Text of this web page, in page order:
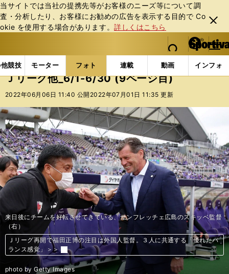
当サイトでは当社の提携先等がお客様のニーズ等について調
査・分析したり、お客様にお勧めの広告を表⽰する⽬的で Co
okie を使⽤する場合があります。詳しくはこちら
閉じ
る
web Sportiva (webスポルティーバ)
検索
マイペ
ー
ジ
メニュ
競技 モーター フォト 連載 動画 インフォ
b
ス
ポ
ル
ィ
ー
バ
フォトギャラリー コラムフォト Ｊリーグ他_6/1-
Ｊリーグ他_6/1-6/30 (9ページ目)
2022年06月06日 11:40 公開 2022年07月01日 11:35 更新
次へ
左サイドでボールを受け相手を外した小川諒也は、次にどんなプレーを選択
したか
FC東京が２試合連続３ゴールと攻撃が爆発中。スペースを作り、使うパ
スワークがお見事＞＞
illustration by Nishimura Tomoki
エムボマが来日。Ｊリーグでの思い出を語ってくれた
かつてJリーグにいた「浪速の黒豹」パトリック・エムボマ。今でも記憶
に残っている日本人選手とは？＞＞
photo by Kishiku Torao
1997年にＪリーグでプレーした頃のエムボマ
かつてJリーグにいた「浪速の黒豹」パトリック・エムボマ。今でも記憶
に残っている日本人選手とは？＞＞
photo by Getty Images
松井大輔（左）がプロサッカー選手のすべてを学んだというカズ（右）
松井大輔が挙げる、サッカー人生で影響を受けた３人。「プロ選手として
すべてを教えてもらった」＞＞
photo by Getty Images
家本氏が「頭の中を見てみたい」と言う遠藤保仁
家本政明がレフェリー視点で明かす、「これはすごい！」と思った現役Ｊ
リーガー５人＞＞
photo by Getty Images
「レフェリーの視界からも消えていた」という佐藤寿人
元レフェリー・家本政明が挙げた印象深い元Jリーガー５人。「人格者」
「ずるいプレーなし」「視野から消える」名手たち＞＞
photo by Getty Images
今季の横浜Ｆ・マリノスで欠かせない選手になっている小池龍太
水沼貴史が選ぶJ1中盤戦の注目選手ベストイレブン。「数字的に圧倒」
「必死さが伝わってくる」期待のGK＆DFとは？＞＞
photo by Sano Miki
今季の鹿島アントラーズの好調の要因となっている樋口雄太
「シュートのインパクトがすごすぎる」「やっぱりセンスがある」MF＆
FW。水沼貴史選出のJ1おすすめベストイレブン＞＞
photo by Getty Images
来日後にチームを好転させてきている、サンフレッチェ広島のスキッベ監督
（右）
Ｊリーグ再開で福田正博の注目は外国人監督。３人に共通する「優れたバ
ランス感覚」＞＞
photo by Getty Images
Ｊリーグ８シーズン目となるピーター・ウタカ（京都サンガ）
Ｐ・ウタカ、パトリック、レオ・シルバ…主力外国人選手の顔ぶれが変わ
らない現状をどう見るか＞＞
photo by Fujita Masato
今季、悲願のJ1復帰が期待されるジェフユナイテッド千葉
ジェフ千葉はJ2降格後「オリジナル10」で唯一J1昇格を果たせておら
ず。今季こそ汚名返上か＞＞
photo by J.LEAGUE/J.LEAGUE via Getty Images
現在は埼玉県内で少年サッカーチームのコーチを務めている山田暢久氏
浦和レッズのレジェンド山田暢久が振り返る現役時代。「ドイツ人監督は
苦手な人ばかりでした（笑）」＞＞
photo by Kishiku Torao
現在は埼玉県内で少年サッカーチームのコーチを務めている山田暢久氏
浦和レッズのレジェンド山田暢久が振り返る現役時代。「ドイツ人監督は
苦手な人ばかりでした（笑）」＞＞
photo by Kishiku Torao
現在は埼玉県内で少年サッカーチームのコーチを務めている山田暢久氏
浦和レッズのレジェンド山田暢久が振り返る現役時代。「ドイツ人監督は
苦手な人ばかりでした（笑）」＞＞
photo by Kishiku Torao
現在は埼玉県内で少年サッカーチームのコーチを務めている山田暢久氏
浦和レッズのレジェンド山田暢久が振り返る現役時代。「ドイツ人監督は
苦手な人ばかりでした（笑）」＞＞
photo by Kishiku Torao
キャプテンとして優勝のシャーレを掲げた2006年は、やはり特別な思いが
あるという
浦和レッズのレジェンド山田暢久が振り返る現役時代。「ドイツ人監督は
苦手な人ばかりでした（笑）」＞＞
photo by Getty Images
サイドバックランキングで度々名前の挙がる、名良橋晃（左）と駒野友一
（右）
山田暢久が選んだ歴代日本人サイドバックトップ10。１位は「真面目さが
顔に出ている」あの選手＞＞
photo by Getty Images
現在は埼玉県内で少年サッカーチームのコーチを務めている山田暢久氏
浦和レッズのレジェンド山田暢久が振り返る現役時代。「ドイツ人監督は
苦手な人ばかりでした（笑）」＞＞
photo by Kishiku Torao
キャプテンとして優勝のシャーレを掲げた2006年は、やはり特別な思いが
あるという
浦和レッズのレジェンド山田暢久が振り返る現役時代。「ドイツ人監督は
苦手な人ばかりでした（笑）」＞＞
photo by Getty Images
コロナ禍を経て、スタジアムに観客が戻ってきた
産業としての日本サッカーは想像以上の成長。日韓Ｗ杯から20年でこう変
わった＞＞
photo by Sano Miki
右サイドで開いた水沼がボールを受けた状況。ここから横浜FMはどのよう
に崩したか
J1首位の横浜FMはリーグ３連勝中。冴えわたるポジショニングとランニ
ングを組み合わせた攻撃の中身＞＞
illustration by Nishimura Tomoki
渡辺が斜め前に大きく走って右奥で起点を作り、水沼のクロスからゴールが
生まれた
J1首位の横浜FMはリーグ３連勝中。冴えわたるポジショニングとランニ
ングを組み合わせた攻撃の中身＞＞
illustration by Nishimura Tomoki
川崎フロンターレ相手に勝ち点１をもぎとったジュビロ磐田
昇格組のジュビロ磐田。厳しい戦いが続くなか、フロンターレ戦で示した
プラス要素＞＞
photo by Sano Miki
浦和レッズに敗れ、肩を落とすヴィッセル神戸の選手たち
ヴィッセル神戸が泥沼に足を踏み入れた理由。最下位脱出へ三木谷会長の
剛腕にも注目＞＞
photo by KYODO
３カ月足らずでヴィッセル神戸を去ることになったミゲル・アンヘル・ロテ
ィーナ監督
ヴィッセル神戸、またもビジョンなき監督交代劇。クラブ運営のひずみが
不信を生む＞＞
photo by Fujita Masato
前へ